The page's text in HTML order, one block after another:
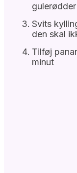
Svits
den skal
Tilføj
minut